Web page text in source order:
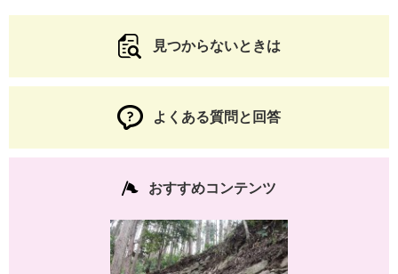
見つからないときは
よくある質問と回答
おすすめコンテンツ